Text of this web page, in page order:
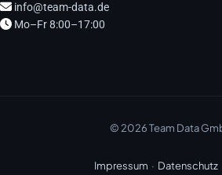
info@team-data.de
Mo–Fr 8:00–17:00
© 2026 Team Data
Impressum · Datenschutz